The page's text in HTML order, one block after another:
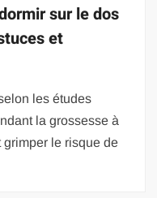
sur le dos
et
les études
la grossesse à
grimper le risque de